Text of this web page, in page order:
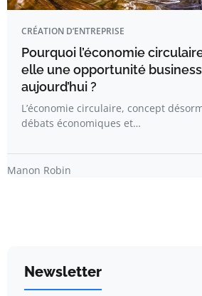
CRÉATION D’ENTREPRISE
Pourquoi l’économie
elle une opportunité
aujourd’hui ?
L’économie circulaire, concept
débats économiques et…
Manon Robin
Newsletter